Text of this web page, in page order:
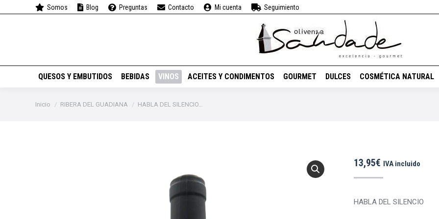
Somos Blog Preguntas Contacto Mi cuenta Seguimiento
QUESOS Y EMBUTIDOS BEBIDAS VINOS ACEITES Y CONDIMENTOS GOURMET DULCES COSMÉTICA NATURAL
Estás aquí:
Inicio RIBERA DEL GUADIANA HABLA DEL SILENCIO…
13,95€ IVA incluido
HABLA DEL SILENCIO
QUESOS Y EMBUTIDOS BEBIDAS VINOS ACEITES Y CONDIMENTOS